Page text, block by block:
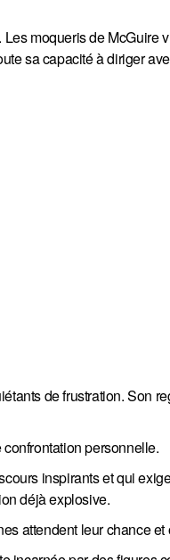
moqueris de McGuire
sa capacité à diriger
de frustration. Son
personnelle.
inspirants et qui
déjà explosive.
attendent leur chance